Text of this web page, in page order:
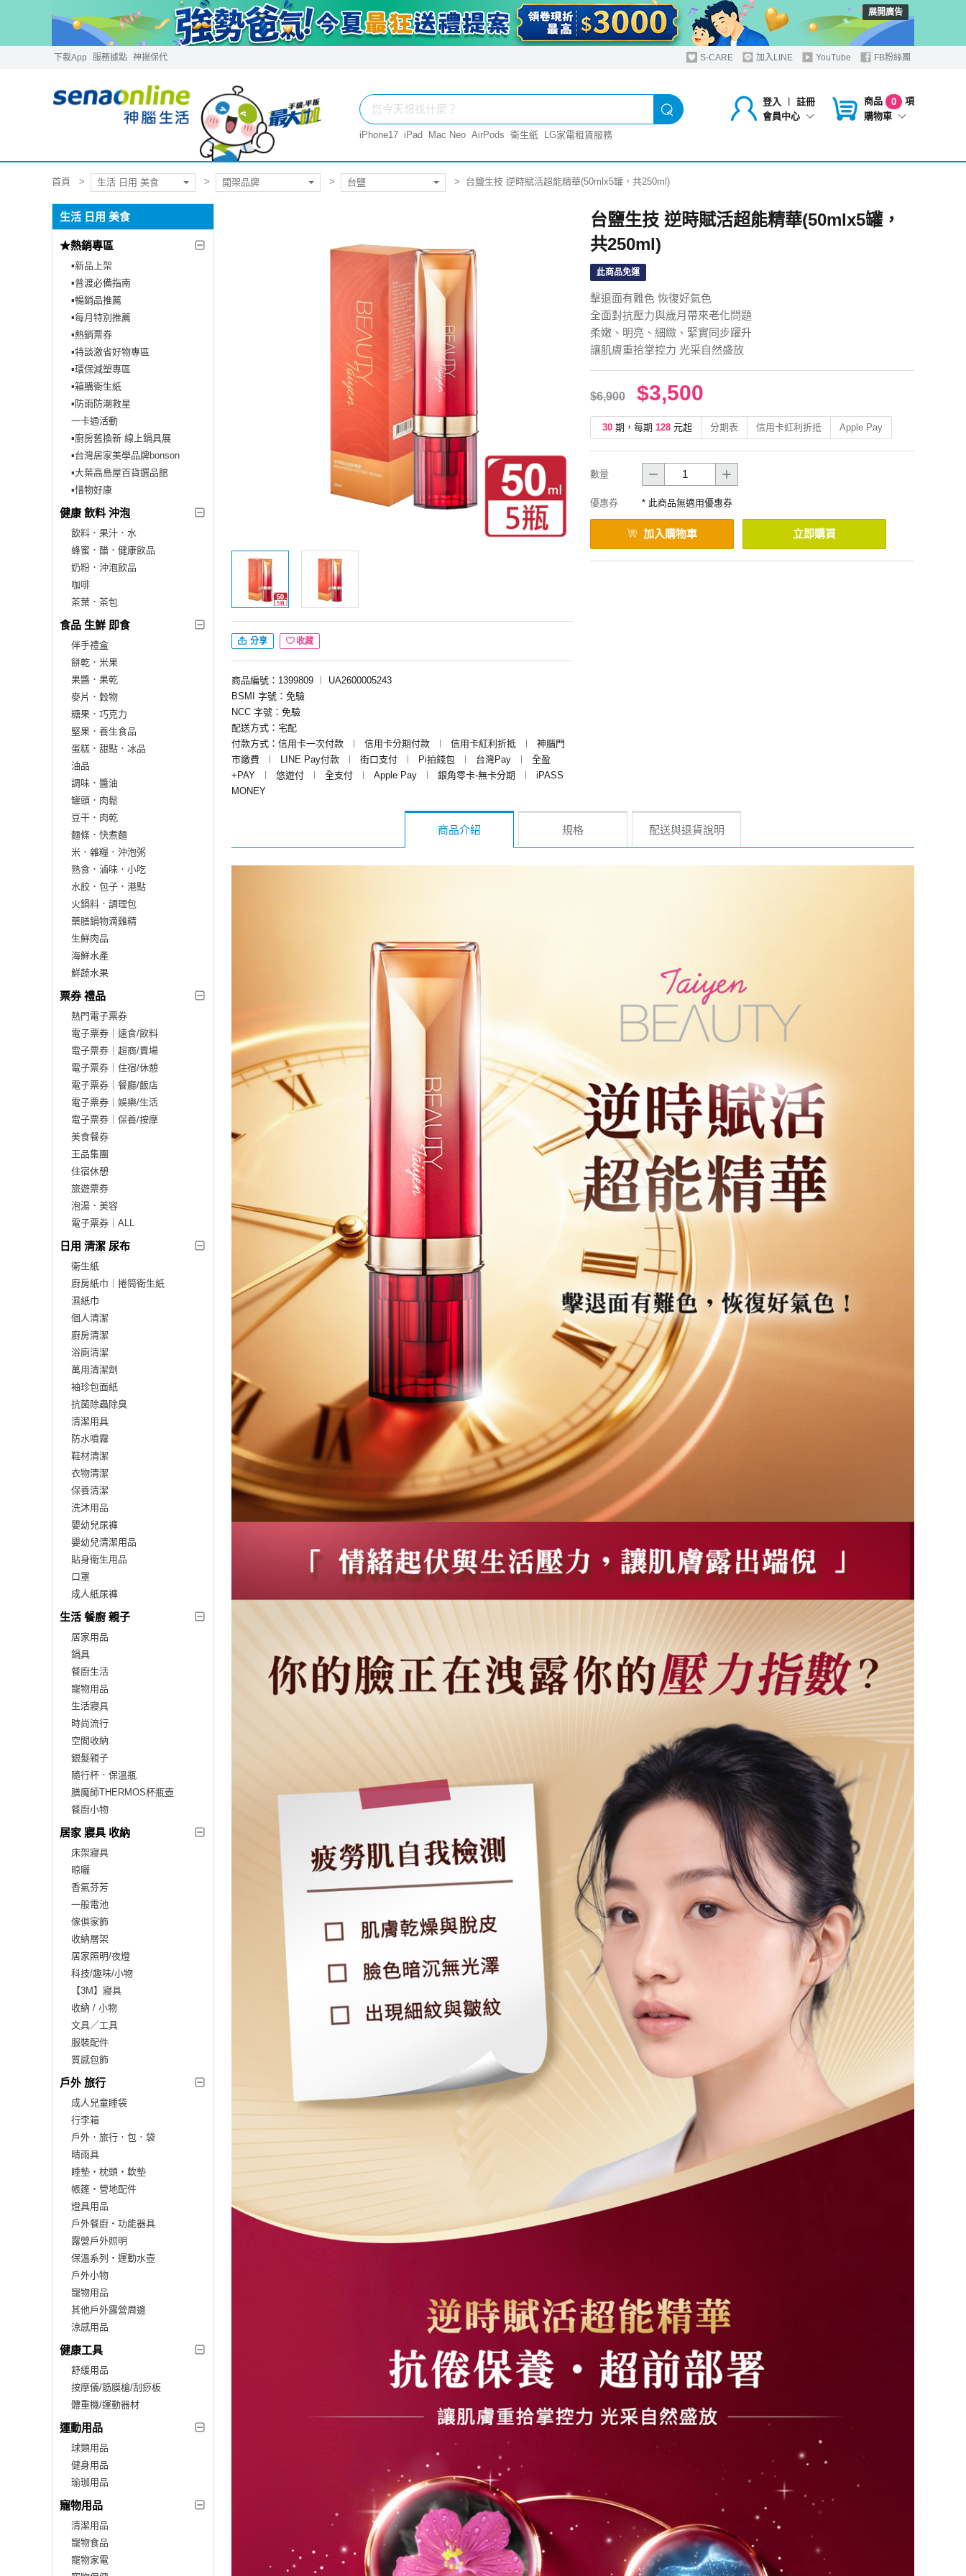
展開廣告
下載App 服務據點 神揚保代 S-CARE 加入LINE YouTube FB粉絲團
登入 ︱
註冊
會員中心
商品 0
項
購物車
iPhone17 iPad Mac Neo AirPods 衛生紙 LG家電租賃服務
首頁 生活 日用 美食 開架品牌 台鹽 台鹽生技 逆時賦活超能精華(50mlx5罐，共250ml)
生活 日用 美食
★熱銷專區
▪︎新品上架
▪︎普渡必備指南
▪︎暢銷品推薦
▪︎每月特別推薦
▪︎熱銷票券
▪︎特談激省好物專區
▪︎環保減塑專區
▪︎箱購衛生紙
▪︎防雨防潮救星
一卡通活動
▪︎廚房舊換新 線上鍋具展
▪︎台灣居家美學品牌bonson
▪︎大葉高島屋百貨選品館
▪︎惜物好康
健康 飲料 沖泡
飲料．果汁．水
蜂蜜．醋．健康飲品
奶粉．沖泡飲品
咖啡
茶葉．茶包
食品 生鮮 即食
伴手禮盒
餅乾．米果
果醬．果乾
麥片．穀物
糖果．巧克力
堅果．養生食品
蛋糕．甜點．冰品
油品
調味．醬油
罐頭．肉鬆
豆干．肉乾
麵條．快煮麵
米．雜糧．沖泡粥
熟食．滷味．小吃
水餃．包子．港點
火鍋料．調理包
藥膳鍋物滴雞精
生鮮肉品
海鮮水產
鮮蔬水果
票券 禮品
熱門電子票券
電子票券｜速食/飲料
電子票券｜超商/賣場
電子票券｜住宿/休憩
電子票券｜餐廳/飯店
電子票券｜娛樂/生活
電子票券｜保養/按摩
美食餐券
王品集團
住宿休憩
旅遊票券
泡湯．美容
電子票券｜ALL
日用 清潔 尿布
衛生紙
廚房紙巾｜捲筒衛生紙
濕紙巾
個人清潔
廚房清潔
浴廁清潔
萬用清潔劑
袖珍包面紙
抗菌除蟲除臭
清潔用具
防水噴霧
鞋材清潔
衣物清潔
保養清潔
洗沐用品
嬰幼兒尿褲
嬰幼兒清潔用品
貼身衛生用品
口罩
成人紙尿褲
生活 餐廚 親子
居家用品
鍋具
餐廚生活
寵物用品
生活寢具
時尚流行
空間收納
銀髮親子
隨行杯．保溫瓶
膳魔師THERMOS杯瓶壺
餐廚小物
居家 寢具 收納
床架寢具
晾曬
香氣芬芳
一般電池
傢俱家飾
收納層架
居家照明/夜燈
科技/趣味/小物
【3M】寢具
收納 / 小物
文具／工具
服裝配件
質感包飾
戶外 旅行
成人兒童睡袋
行李箱
戶外．旅行．包．袋
晴雨具
睡墊‧枕頭‧軟墊
帳篷‧營地配件
燈具用品
戶外餐廚‧功能器具
露營戶外照明
保溫系列‧運動水壺
戶外小物
寵物用品
其他戶外露營周邊
涼感用品
健康工具
舒緩用品
按摩儀/筋膜槍/刮痧板
體重機/運動器材
運動用品
球類用品
健身用品
瑜珈用品
寵物用品
清潔用品
寵物食品
寵物家電
分享 收藏
商品編號：1399809 ︱
UA2600005243
BSMI 字號：免驗
NCC 字號：免驗
配送方式：宅配
付款方式：信用卡一次付款
︱ 信用卡分期付款 ︱ 信用卡紅利折抵 ︱
神腦門
市繳費
︱ LINE Pay付款 ︱ 街口支付 ︱ Pi拍錢包 ︱ 台灣Pay ︱
全盈
+PAY
︱ 悠遊付 ︱ 全支付 ︱ Apple Pay ︱ 銀角零卡-無卡分期 ︱
iPASS
MONEY
台鹽生技 逆時賦活超能精華(50mlx5罐，
共250ml)
此商品免運
擊退面有難色 恢復好氣色
全面對抗壓力與歲月帶來老化問題
柔嫩、明亮、細緻、緊實同步躍升
讓肌膚重拾掌控力 光采自然盛放
$6,900 $3,500
30 期，每期 128 元起 分期表 信用卡紅利折抵 Apple Pay
數量
優惠券 * 此商品無適用優惠券
加入購物車 立即購買
商品介紹 規格 配送與退貨說明